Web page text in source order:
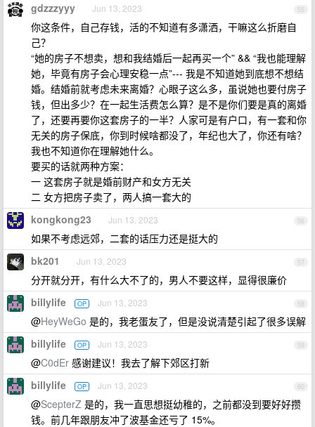
55
gdzzzyyy Jun 13, 2023
你这条件，自己存钱，活的不知道有多潇洒，干嘛这么折磨自
己？
“她的房子不想卖，想和我结婚后一起再买一个” && “我也能理解
她，毕竟有房子会心理安稳一点”--- 我是不知道她到底想不想结
婚。结婚前就考虑未来离婚？心眼子这么多，虽说她也要付房子
钱，但出多少？在一起生活费怎么算？是不是你们要是真的离婚
了，还要再要你这套房子的一半？人家可是有户口，有一套和你
无关的房子保底，你到时候啥都没了，年纪也大了，你还有啥？
我也不知道你在理解她什么。
要买的话就两种方案：
一 这套房子就是婚前财产和女方无关
二 女方把房子卖了，两人搞一套大的
56
kongkong23 Jun 13, 2023
如果不考虑远郊，二套的话压力还是挺大的
57
bk201 Jun 13, 2023
分开就分开，有什么大不了的，男人不要这样，显得很廉价
58
billylife OP Jun 13, 2023
@HeyWeGo 是的，我老蛋友了，但是没说清楚引起了很多误解
59
billylife OP Jun 13, 2023
@C0dEr 感谢建议！我去了解下郊区打新
60
billylife OP Jun 13, 2023
@ScepterZ 是的，我一直思想挺幼稚的，之前都没到要好好攒
钱。前几年跟朋友冲了波基金还亏了 15%。